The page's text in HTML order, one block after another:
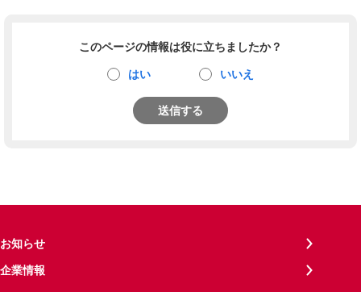
このページの情報は役に立ちましたか？
はい いいえ
送信する
お知らせ
企業情報